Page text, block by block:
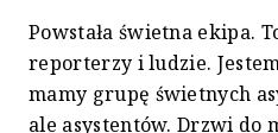
Powstała świetna ekipa.
reporterzy i ludzie.
mamy grupę świetnych
ale asystentów. Drzwi do